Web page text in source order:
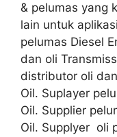
& pelumas yang
lain untuk
pelumas Diesel
dan oli
distributor oli
Oil. Suplayer
Oil. Supplier
Oil. Supplyer oli